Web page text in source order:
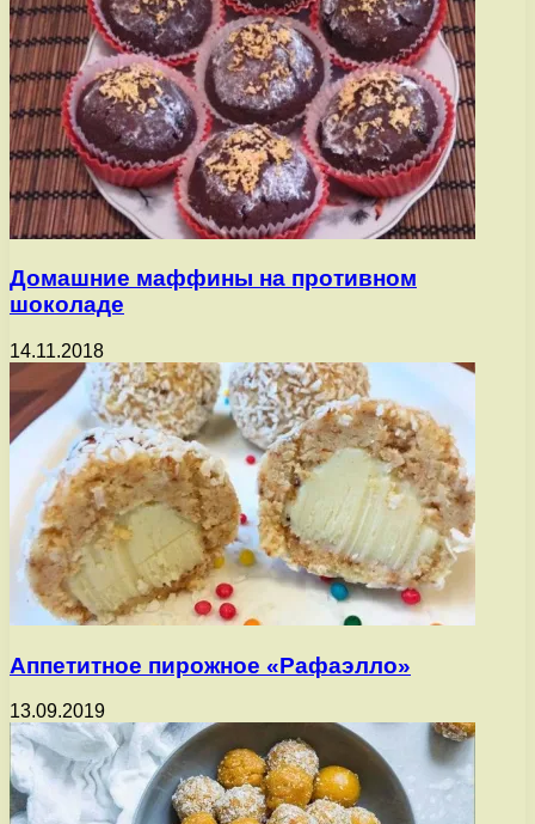
Домашние маффины на противном
шоколаде
14.11.2018
Аппетитное пирожное «Рафаэлло»
13.09.2019